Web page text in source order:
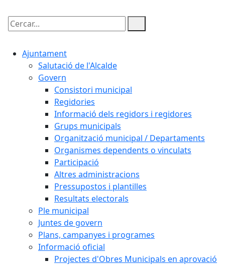
Cercar:
Ajuntament
Salutació de l'Alcalde
Govern
Consistori municipal
Regidories
Informació dels regidors i regidores
Grups municipals
Organització municipal / Departaments
Organismes dependents o vinculats
Participació
Altres administracions
Pressupostos i plantilles
Resultats electorals
Ple municipal
Juntes de govern
Plans, campanyes i programes
Informació oficial
Projectes d'Obres Municipals en aprovació